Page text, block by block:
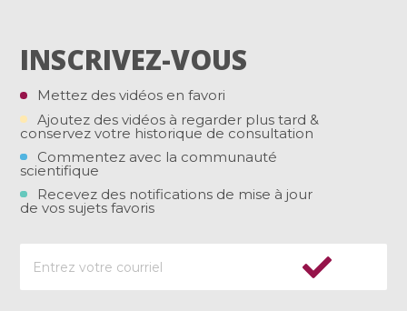
INSCRIVEZ-VOUS
Mettez des vidéos en favori
Ajoutez des vidéos à regarder plus tard &
conservez votre historique de consultation
Commentez avec la communauté
scientifique
Recevez des notifications de mise à jour
de vos sujets favoris